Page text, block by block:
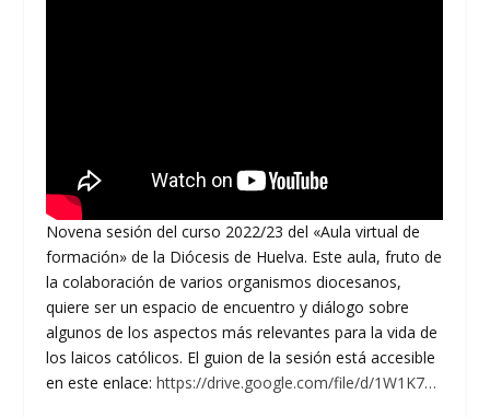
Novena sesión del curso 2022/23 del «Aula virtual de
formación» de la Diócesis de Huelva. Este aula, fruto de
la colaboración de varios organismos diocesanos,
quiere ser un espacio de encuentro y diálogo sobre
algunos de los aspectos más relevantes para la vida de
los laicos católicos. El guion de la sesión está accesible
en este enlace:https://drive.google.com/file/d/1W1K7…